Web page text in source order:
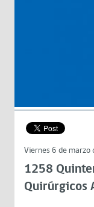
Viernes 6 de marzo
1258
Quirúrgicos